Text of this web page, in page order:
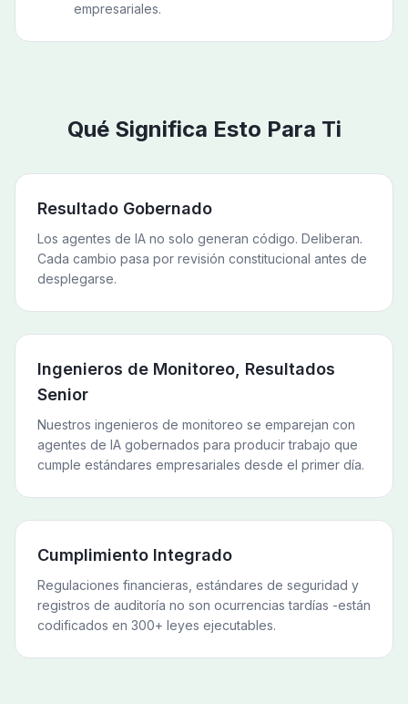
empresariales.
Qué Significa Esto Para Ti
Resultado Gobernado
Los agentes de IA no solo generan código. Deliberan.
Cada cambio pasa por revisión constitucional antes de
desplegarse.
Ingenieros de Monitoreo, Resultados
Senior
Nuestros ingenieros de monitoreo se emparejan con
agentes de IA gobernados para producir trabajo que
cumple estándares empresariales desde el primer día.
Cumplimiento Integrado
Regulaciones financieras, estándares de seguridad y
registros de auditoría no son ocurrencias tardías -están
codificados en 300+ leyes ejecutables.